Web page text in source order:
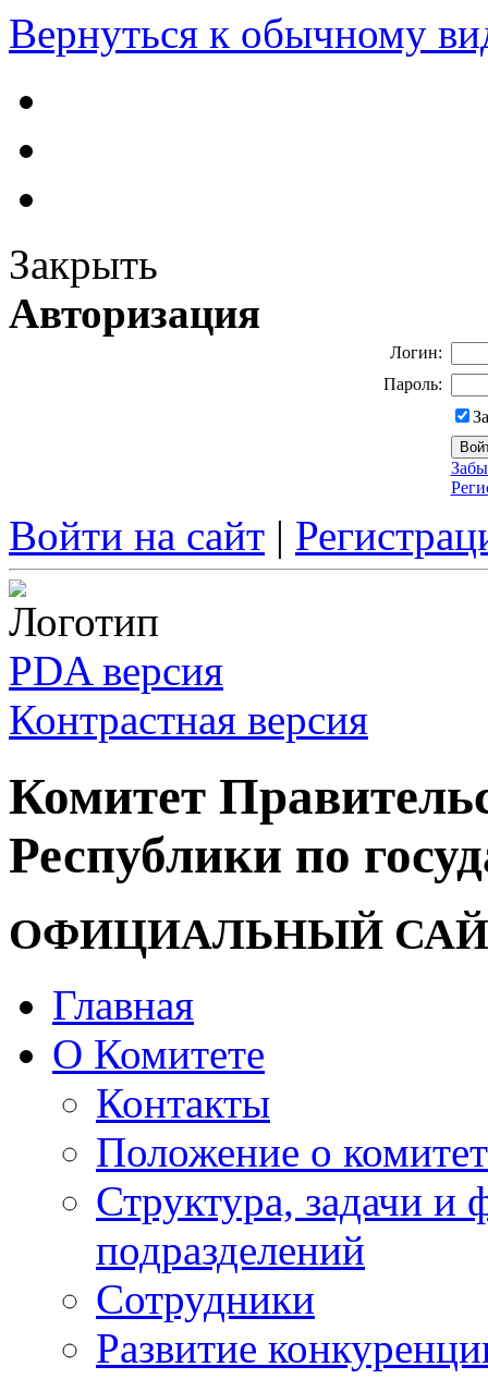
Вернуться к обычному
Закрыть
Авторизация
Логин:
Пароль:
Войти на сайт |
PDA версия
Контрастная версия
Комитет
Республики по
ОФИЦИАЛЬНЫЙ
Главная
О Комитете
Контакты
Положение о
Структура, задачи и
подразделений
Сотрудники
Развитие